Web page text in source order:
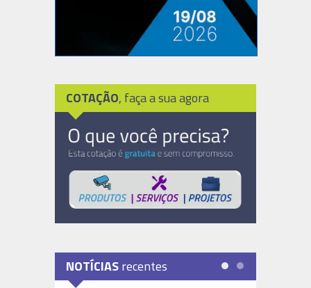
COTAÇÃO, faça a sua agora
NOTÍCIASrecentes